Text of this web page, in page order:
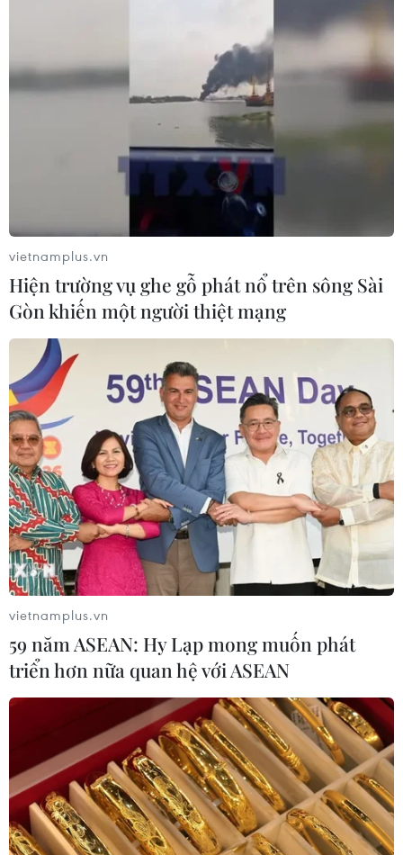
vietnamplus.vn
Hiện trường vụ ghe gỗ phát nổ trên sông Sài
Gòn khiến một người thiệt mạng
vietnamplus.vn
59 năm ASEAN: Hy Lạp mong muốn phát
triển hơn nữa quan hệ với ASEAN